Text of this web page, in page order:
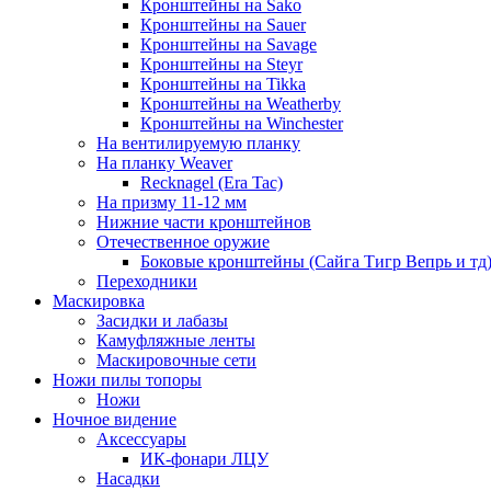
Кронштейны на Sako
Кронштейны на Sauer
Кронштейны на Savage
Кронштейны на Steyr
Кронштейны на Tikka
Кронштейны на Weatherby
Кронштейны на Winchester
На вентилируемую планку
На планку Weaver
Recknagel (Era Tac)
На призму 11-12 мм
Нижние части кронштейнов
Отечественное оружие
Боковые кронштейны (Сайга Тигр Вепрь и тд)
Переходники
Маскировка
Засидки и лабазы
Камуфляжные ленты
Маскировочные сети
Ножи пилы топоры
Ножи
Ночное видение
Аксессуары
ИК-фонари ЛЦУ
Насадки